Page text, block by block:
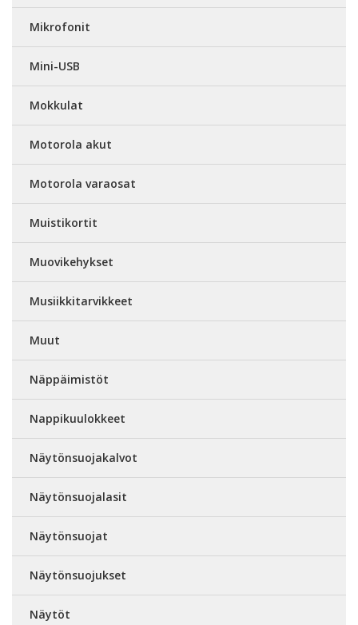
Mikrofonit
Mini-USB
Mokkulat
Motorola akut
Motorola varaosat
Muistikortit
Muovikehykset
Musiikkitarvikkeet
Muut
Näppäimistöt
Nappikuulokkeet
Näytönsuojakalvot
Näytönsuojalasit
Näytönsuojat
Näytönsuojukset
Näytöt